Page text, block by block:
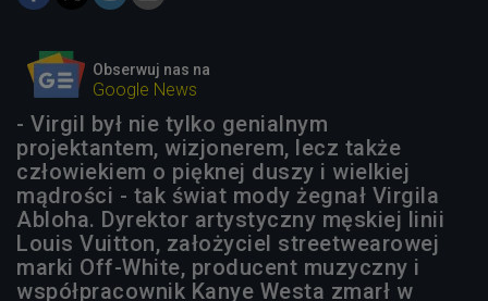
Obserwuj nas na
Google News
- Virgil był nie tylko genialnym
projektantem, wizjonerem, lecz także
człowiekiem o pięknej duszy i wielkiej
mądrości - tak świat mody żegnał Virgila
Abloha. Dyrektor artystyczny męskiej linii
Louis Vuitton, założyciel streetwearowej
marki Off-White, producent muzyczny i
współpracownik Kanye Westa zmarł w